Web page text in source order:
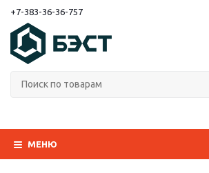
+7-383-36-36-757
МЕНЮ